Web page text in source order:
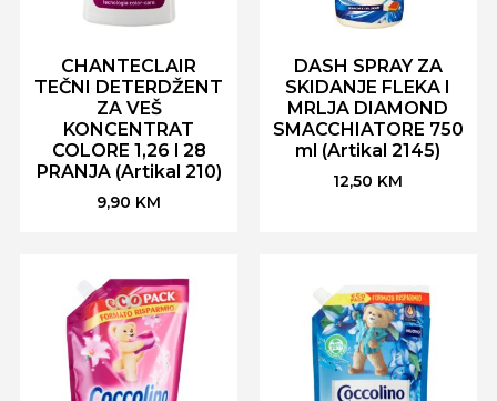
CHANTECLAIR
TEČNI DETERDŽENT
ZA VEŠ
KONCENTRAT
COLORE 1,26 l 28
PRANJA (Artikal 210)
9,90 KM
DASH SPRAY ZA
SKIDANJE FLEKA I
MRLJA DIAMOND
SMACCHIATORE 750
ml (Artikal 2145)
12,50 KM